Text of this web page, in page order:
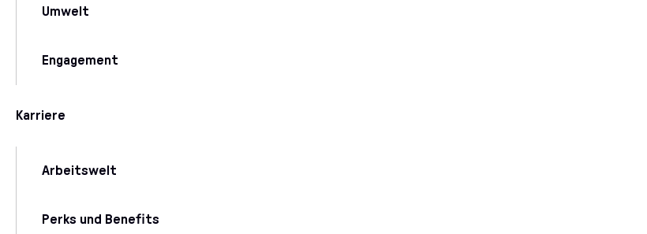
Umwelt
Engagement
Karriere
Arbeitswelt
Perks und Benefits